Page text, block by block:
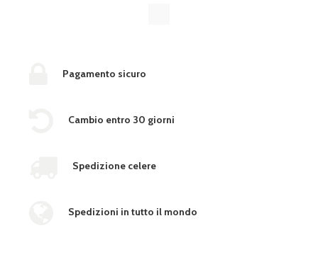
Pagamento sicuro
Cambio entro 30 giorni
Spedizione celere
Spedizioni in tutto il mondo